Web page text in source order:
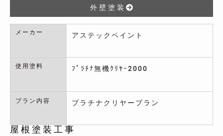
外壁塗装
メーカー アステックペイント
使用塗料 ﾌﾟﾗﾁﾅ無機ｸﾘﾔｰ2000
プラン内容 プラチナクリヤープラン
屋根塗装工事